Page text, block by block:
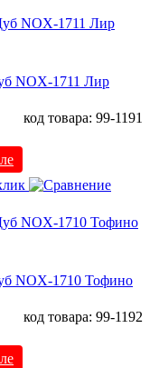
NOX-1711 Лир
код товара: 99-1191
NOX-1710 Тофино
код товара: 99-1192